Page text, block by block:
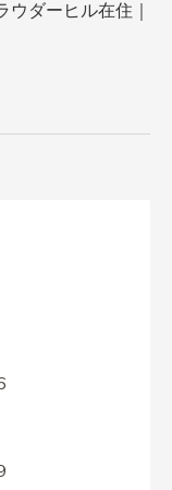
ウダーヒル在住｜